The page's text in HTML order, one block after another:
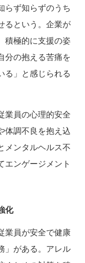
らず知らずのうち
るという。企業が
積極的に支援の姿
分の抱える苦痛を
る」と感じられる
業員の心理的安全
体調不良を抱え込
メンタルヘルス不
エンゲージメント
化
業員が安全で健康
」がある。アレル